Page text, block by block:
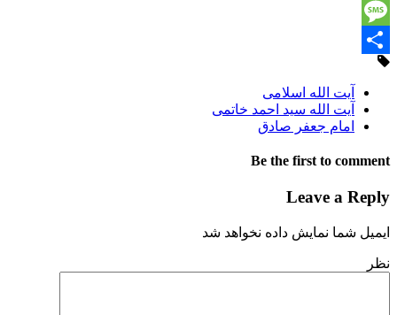
Print
Message
Share
آیت الله اسلامی
آیت الله سید احمد خاتمی
امام جعفر صادق
Be the first to comment
Leave a Reply
ایمیل شما نمایش داده نخواهد شد
نظر